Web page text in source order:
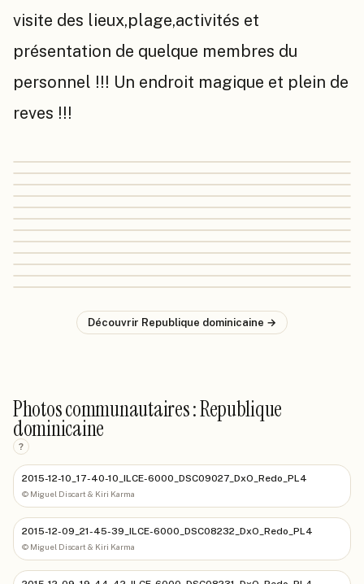
visite des lieux,plage,activités et
présentation de quelque membres du
personnel !!! Un endroit magique et plein de
reves !!!
Découvrir Republique dominicaine →
Photos communautaires : Republique
dominicaine
?
2015-12-10_17-40-10_ILCE-6000_DSC09027_DxO_Redo_PL4
© Miguel Discart & Kiri Karma
2015-12-09_21-45-39_ILCE-6000_DSC08232_DxO_Redo_PL4
© Miguel Discart & Kiri Karma